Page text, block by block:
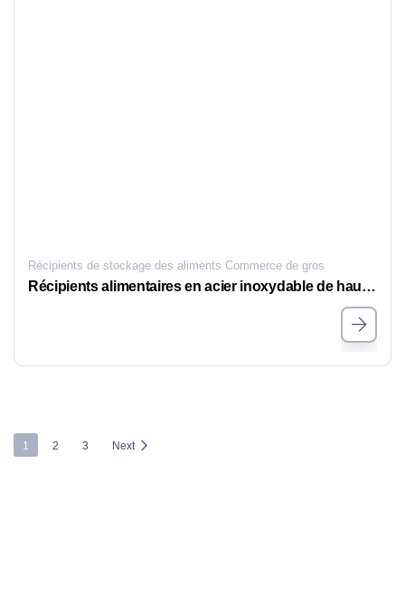
Récipients de stockage des aliments Commerce de gros
Récipients alimentaires en acier inoxydable de haute qualité pour la vente - Factory Direct
1 2 3 Next